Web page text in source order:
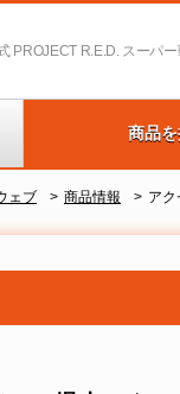
PROJECT R.E.D. スーパ
商品
ェブ 商品情報 アク